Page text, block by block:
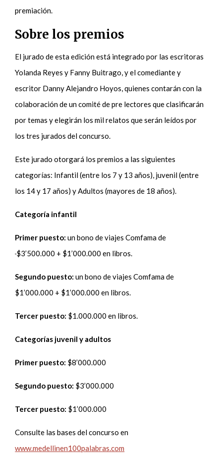
premiación.
Sobre los premios
El jurado de esta edición está integrado por las escritoras
Yolanda Reyes y Fanny Buitrago, y el comediante y
escritor Danny Alejandro Hoyos, quienes contarán con la
colaboración de un comité de pre lectores que clasificarán
por temas y elegirán los mil relatos que serán leídos por
los tres jurados del concurso.
Este jurado otorgará los premios a las siguientes
categorías: Infantil (entre los 7 y 13 años), juvenil (entre
los 14 y 17 años) y Adultos (mayores de 18 años).
Categoría infantil
Primer puesto:un bono de viajes Comfama de
$3’500.000 + $1’000.000 en libros.
Segundo puesto:un bono de viajes Comfama de
$1’000.000 + $1’000.000 en libros.
Tercer puesto: $1.000.000 en libros.
Categorías juvenil y adultos
Primer puesto: $8’000.000
Segundo puesto: $3’000.000
Tercer puesto: $1’000.000
Consulte las bases del concurso en
www.medellinen100palabras.com